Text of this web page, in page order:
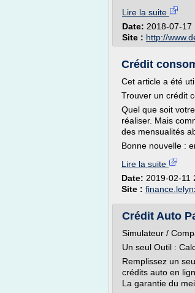
Lire la suite
Date: 2018-07-17
Site : http://
Crédit
Cet article a été
Trouver un crédit
Quel que soit
réaliser. Mais
des mensualités
Bonne nouvelle :
Lire la suite
Date: 2019-02-11
Site :
Crédit Auto
Simulateur /
Un seul Outil :
Remplissez un
crédits auto en
La garantie du